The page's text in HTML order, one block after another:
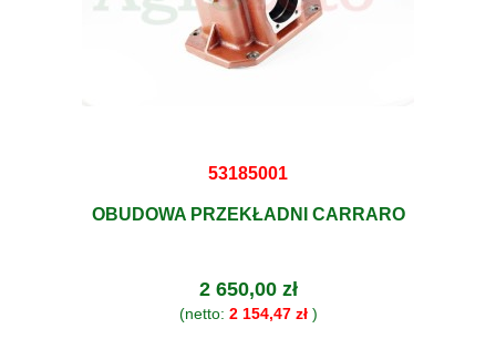
53185001
OBUDOWA PRZEKŁADNI CARRARO
2 650,00 zł
(netto: 2 154,47 zł)